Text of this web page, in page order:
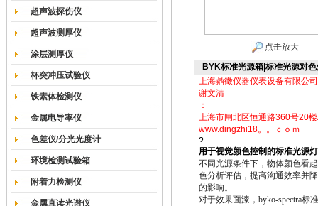
超声波探伤仪
超声波测厚仪
涂层测厚仪
杯突冲压试验仪
铁素体检测仪
金属电导率仪
色差仪/分光光度计
环境检测试验箱
附着力检测仪
金属直读光谱仪
点击放大
BYK标准光源箱|标准光源对
上海鼎徵仪器仪表设备有限公司
谢文清
：
上海市闸北区恒通路360号20
www.dingzhi18。。ｃｏｍ
?
用于视觉颜色控制的标准光源
不同光源条件下，物体颜色看
色分析评估，提高沟通效率并
的影响。
对于效果面漆，byko-spectra标